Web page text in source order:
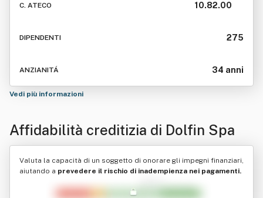
C. ATECO 10.82.00
DIPENDENTI 275
ANZIANITÁ 34 anni
Vedi più informazioni
Affidabilità creditizia di Dolfin Spa
Valuta la capacità di un soggetto di onorare gli impegni finanziari,
aiutando a prevedere il rischio di inadempienza nei pagamenti.